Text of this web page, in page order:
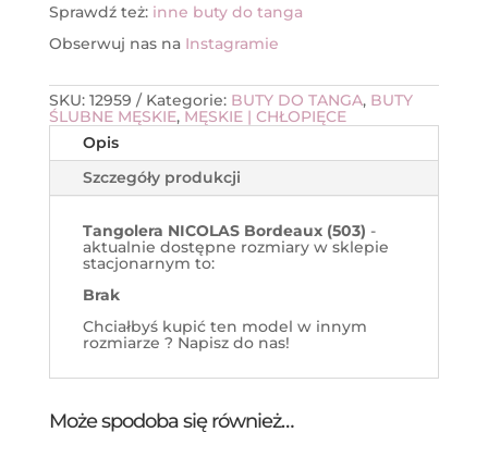
Sprawdź też: inne buty do tanga
Obserwuj nas na Instagramie
SKU: 12959 Kategorie: BUTY DO TANGA, BUTY
ŚLUBNE MĘSKIE, MĘSKIE | CHŁOPIĘCE
Opis
Szczegóły produkcji
Tangolera NICOLAS Bordeaux (503) -
aktualnie dostępne rozmiary w sklepie
stacjonarnym to:
Brak
Chciałbyś kupić ten model w innym
rozmiarze ? Napisz do nas!
Może spodoba się również…